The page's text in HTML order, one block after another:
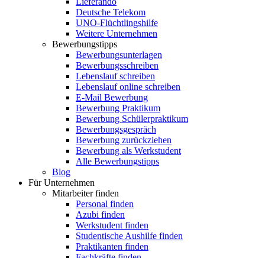
Deutsche Telekom
UNO-Flüchtlingshilfe
Weitere Unternehmen
Bewerbungstipps
Bewerbungsunterlagen
Bewerbungsschreiben
Lebenslauf schreiben
Lebenslauf online schreiben
E-Mail Bewerbung
Bewerbung Praktikum
Bewerbung Schülerpraktikum
Bewerbungsgespräch
Bewerbung zurückziehen
Bewerbung als Werkstudent
Alle Bewerbungstipps
Blog
Für Unternehmen
Mitarbeiter finden
Personal finden
Azubi finden
Werkstudent finden
Studentische Aushilfe finden
Praktikanten finden